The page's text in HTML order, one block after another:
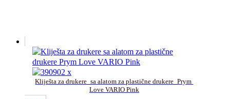
Kliješta za drukere_sa alatom za plastične drukere_Prym
Love VARIO Pink